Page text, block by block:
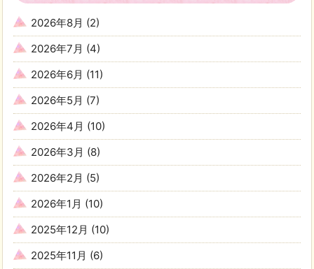
2026年8月 (2)
2026年7月 (4)
2026年6月 (11)
2026年5月 (7)
2026年4月 (10)
2026年3月 (8)
2026年2月 (5)
2026年1月 (10)
2025年12月 (10)
2025年11月 (6)